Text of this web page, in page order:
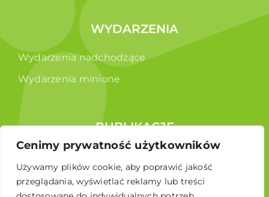
Cenimy prywatność użytkowników
Używamy plików cookie, aby poprawić jakość
przeglądania, wyświetlać reklamy lub treści
WYDARZENIA
Wydarzenia nadchodzące
Wydarzenia minione
PUBLIKACJE
Raporty
Broszura edukacyjna